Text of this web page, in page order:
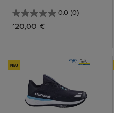
0.0 (0)
0.0
von
120,00 €
NEU